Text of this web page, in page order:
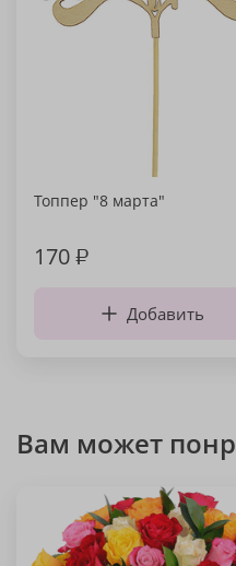
Топпер "8 марта"
170₽
Добавить
Вам может